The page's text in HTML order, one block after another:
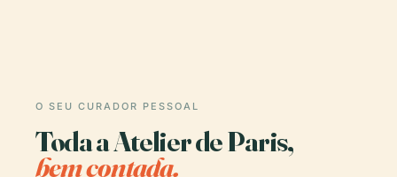
O SEU CURADOR PESSOAL
Toda a Atelier de Paris,
bem contada.